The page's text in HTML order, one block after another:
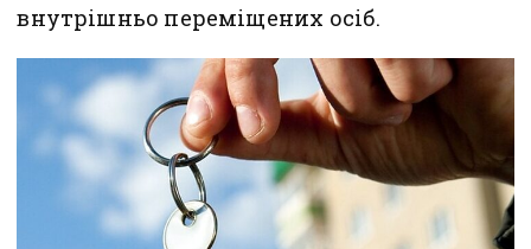
внутрішньо переміщених осіб.